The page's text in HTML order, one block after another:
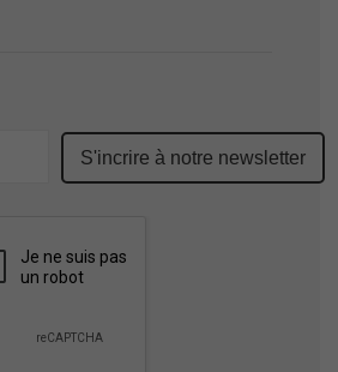
Please
leave
field
empty.